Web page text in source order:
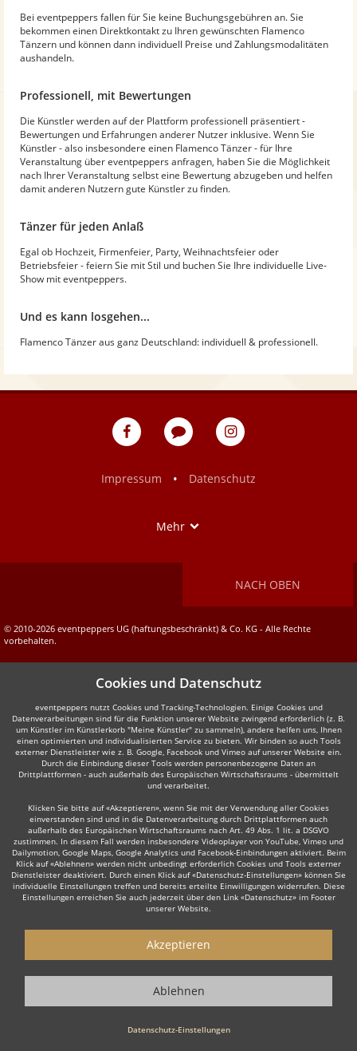
Bei eventpeppers fallen für Sie keine Buchungsgebühren an. Sie
bekommen einen Direktkontakt zu Ihren gewünschten Flamenco
Tänzern und können dann individuell Preise und Zahlungsmodalitäten
aushandeln.
Professionell, mit Bewertungen
Die Künstler werden auf der Plattform professionell präsentiert -
Bewertungen und Erfahrungen anderer Nutzer inklusive. Wenn Sie
Künstler - also insbesondere einen Flamenco Tänzer - für Ihre
Veranstaltung über eventpeppers anfragen, haben Sie die Möglichkeit
nach Ihrer Veranstaltung selbst eine Bewertung abzugeben und helfen
damit anderen Nutzern gute Künstler zu finden.
Tänzer für jeden Anlaß
Egal ob Hochzeit, Firmenfeier, Party, Weihnachtsfeier oder
Betriebsfeier - feiern Sie mit Stil und buchen Sie Ihre individuelle Live-
Show mit eventpeppers.
Und es kann losgehen...
Flamenco Tänzer aus ganz Deutschland: individuell & professionell.
eventpeppers
Blog
eventpeppers
Impressum
• Datenschutz
Mehr
NACH OBEN
© 2010-2026 eventpeppers UG (haftungsbeschränkt) & Co. KG - Alle Rechte
vorbehalten.
Cookies und Datenschutz
eventpeppers nutzt Cookies und Tracking-Technologien. Einige Cookies und
Datenverarbeitungen sind für die Funktion unserer Website zwingend erforderlich (z. B.
um Künstler im Künstlerkorb "Meine Künstler" zu sammeln), andere helfen uns, Ihnen
einen optimierten und individualisierten Service zu bieten. Wir binden so auch Tools
externer Dienstleister wie z. B. Google, Facebook und Vimeo auf unserer Website ein.
Durch die Einbindung dieser Tools werden personenbezogene Daten an
Drittplattformen - auch außerhalb des Europäischen Wirtschaftsraums - übermittelt
und verarbeitet.
Klicken Sie bitte auf «Akzeptieren», wenn Sie mit der Verwendung aller Cookies
einverstanden sind und in die Datenverarbeitung durch Drittplattformen auch
außerhalb des Europäischen Wirtschaftsraums nach Art. 49 Abs. 1 lit. a DSGVO
zustimmen. In diesem Fall werden insbesondere Videoplayer von YouTube, Vimeo und
Dailymotion, Google Maps, Google Analytics und Facebook-Einbindungen aktiviert. Beim
Klick auf «Ablehnen» werden nicht unbedingt erforderlich Cookies und Tools externer
Dienstleister deaktiviert. Durch einen Klick auf «Datenschutz-Einstellungen» können Sie
individuelle Einstellungen treffen und bereits erteilte Einwilligungen widerrufen. Diese
Einstellungen erreichen Sie auch jederzeit über den Link «Datenschutz» im Footer
unserer Website.
Datenschutz-Einstellungen
Akzeptieren
Ablehnen